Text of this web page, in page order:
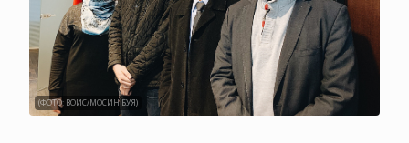
(ФОТО: ВОИС/МОСИН БУЯ)